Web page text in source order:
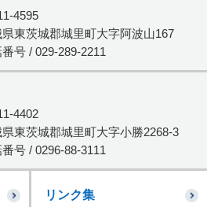
4595
東茨城郡城里町大字阿波山167
番号 / 029-289-2211
4402
東茨城郡城里町大字小勝2268-3
番号 / 0296-88-3111
リンク集